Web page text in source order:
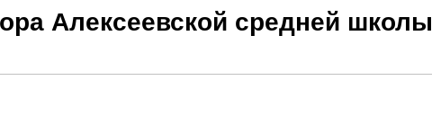
Алексеевской средней школы